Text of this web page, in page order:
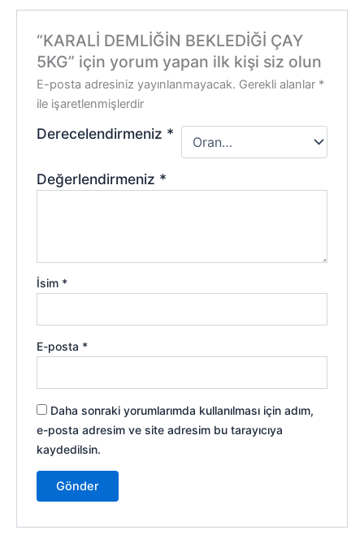
“KARALİ DEMLİĞİN BEKLEDİĞİ ÇAY
5KG” için yorum yapan ilk kişi siz olun
E-posta adresiniz yayınlanmayacak. Gerekli alanlar *
ile işaretlenmişlerdir
Derecelendirmeniz *
Değerlendirmeniz *
İsim *
E-posta *
Daha sonraki yorumlarımda kullanılması için adım,
e-posta adresim ve site adresim bu tarayıcıya
kaydedilsin.